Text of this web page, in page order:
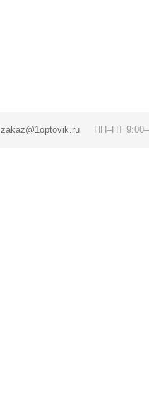
zakaz@1optovik.ru ПН–ПТ